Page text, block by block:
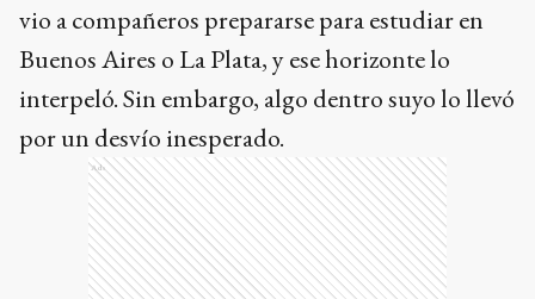
vio a compañeros prepararse para estudiar en
Buenos Aires o La Plata, y ese horizonte lo
interpeló. Sin embargo, algo dentro suyo lo llevó
por un desvío inesperado.
Ads